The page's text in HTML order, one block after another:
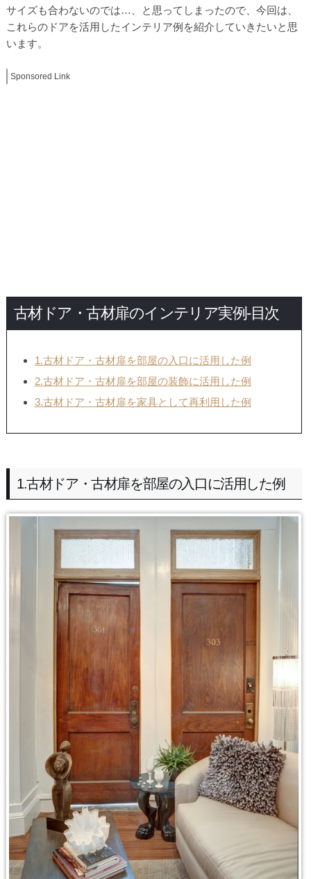
サイズも合わないのでは…、と思ってしまったので、今回は、
これらのドアを活用したインテリア例を紹介していきたいと思
います。
Sponsored Link
古材ドア・古材扉のインテリア実例-目次
1.古材ドア・古材扉を部屋の入口に活用した例
2.古材ドア・古材扉を部屋の装飾に活用した例
3.古材ドア・古材扉を家具として再利用した例
1.古材ドア・古材扉を部屋の入口に活用した例